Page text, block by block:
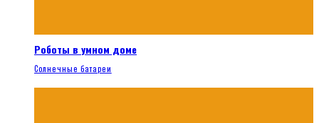
Роботы в умном доме
Солнечные батареи